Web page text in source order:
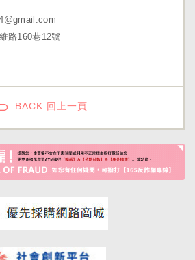
路160巷12號
BACK 回上一頁